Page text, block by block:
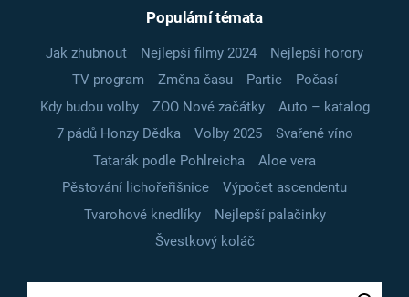
Populární témata
Jak zhubnout Nejlepší filmy 2024
Nejlepší horory
TV program
Změna času Partie
Počasí
Kdy budou volby
ZOO Nové začátky
Auto – katalog
7 pádů Honzy Dědka
Volby 2025
Svařené víno
Tatarák podle Pohlreicha
Aloe vera
Pěstování lichořeřišnice
Výpočet ascendentu
Tvarohové knedlíky
Nejlepší palačinky
Švestkový koláč